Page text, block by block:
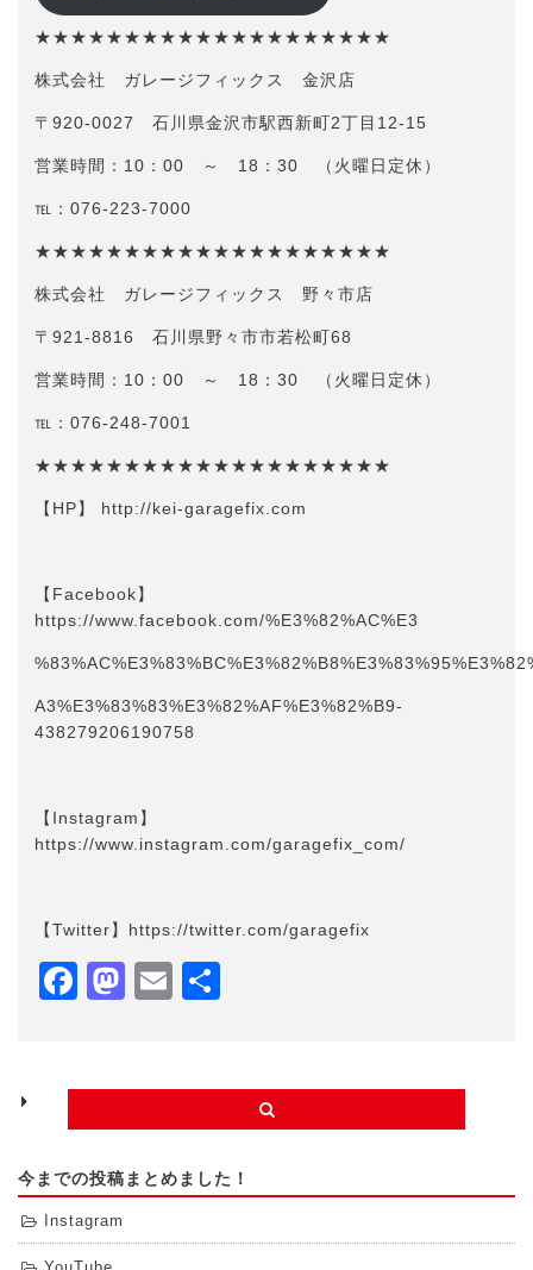
★★★★★★★★★★★★★★★★★★★★
株式会社 ガレージフィックス 金沢店
〒920-0027 石川県金沢市駅西新町2丁目12-15
営業時間：10：00 ～ 18：30 （火曜日定休）
℡：076-223-7000
★★★★★★★★★★★★★★★★★★★★
株式会社 ガレージフィックス 野々市店
〒921-8816 石川県野々市市若松町68
営業時間：10：00 ～ 18：30 （火曜日定休）
℡：076-248-7001
★★★★★★★★★★★★★★★★★★★★
【HP】 http://kei-garagefix.com​​
【Facebook】
https://www.facebook.com/%E3%82%AC%E3
A3%E3%83%83%E3%82%AF%E3%82%B9-
438279206190758
【Instagram】
https://www.instagram.com/garagefix_com/
【Twitter】https://twitter.com/garagefix
Facebook
Mastodon
Email
今までの投稿まとめました！
Instagram